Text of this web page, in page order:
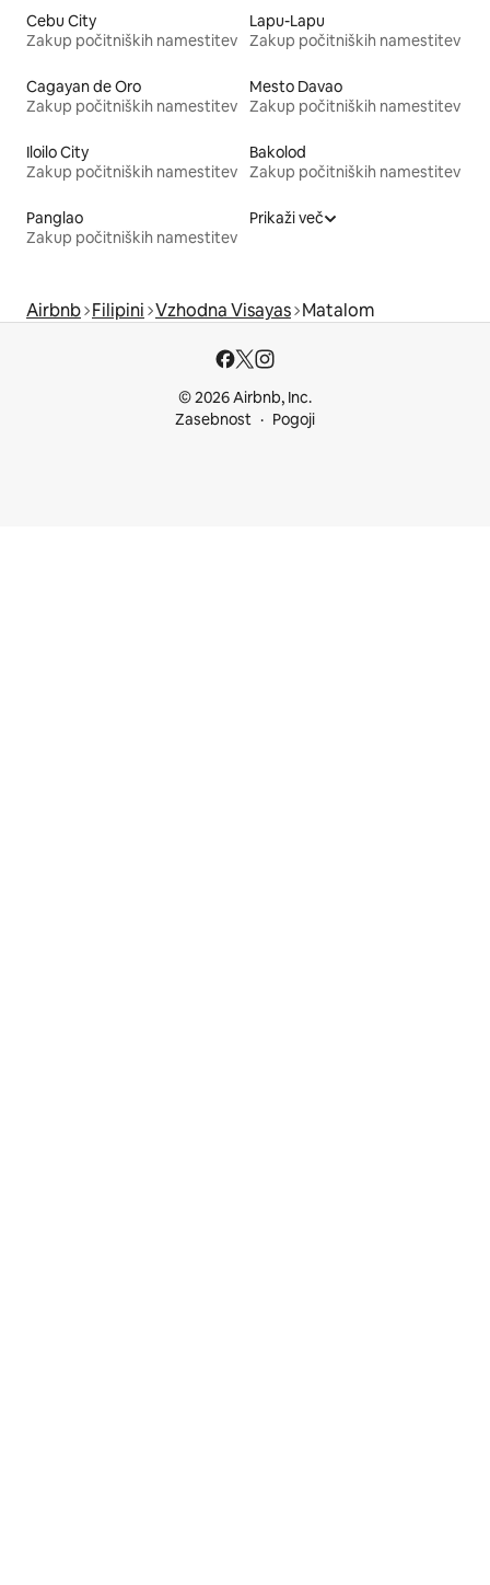
Cebu City
Zakup počitniških namestitev
Lapu-Lapu
Zakup počitniških namestitev
Cagayan de Oro
Zakup počitniških namestitev
Mesto Davao
Zakup počitniških namestitev
Iloilo City
Zakup počitniških namestitev
Bakolod
Zakup počitniških namestitev
Panglao
Zakup počitniških namestitev
Prikaži več
Airbnb Filipini Vzhodna Visayas Matalom
© 2026 Airbnb, Inc.
Zasebnost
Pogoji